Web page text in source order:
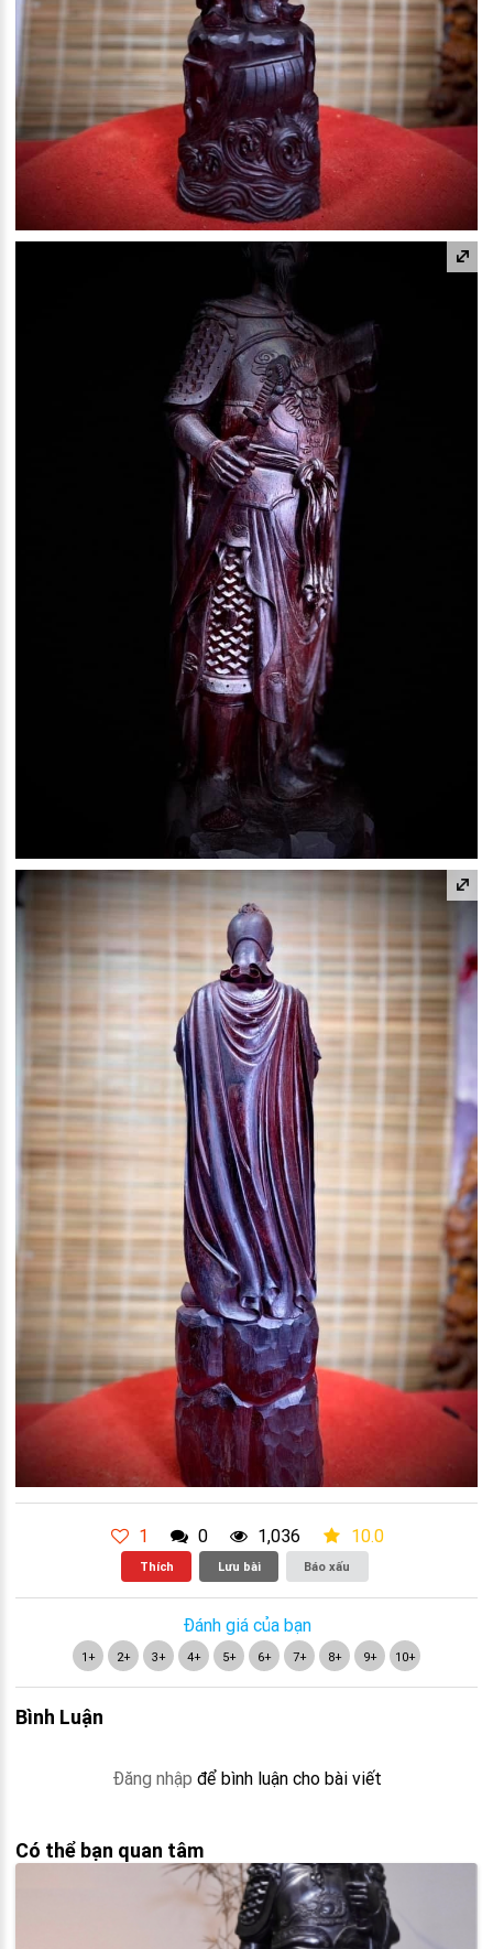
1 0 1,036 10.0
Thích Lưu bài Báo xấu
Đánh giá của bạn
1+ 2+ 3+ 4+ 5+ 6+ 7+ 8+ 9+ 10+
Bình Luận
Đăng nhập để bình luận cho bài viết
Có thể bạn quan tâm